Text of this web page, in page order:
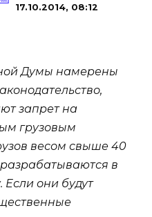
17.10.2014, 08:12
Думы намерены
запрет на
грузовым
весом свыше 40
в
Если они будут